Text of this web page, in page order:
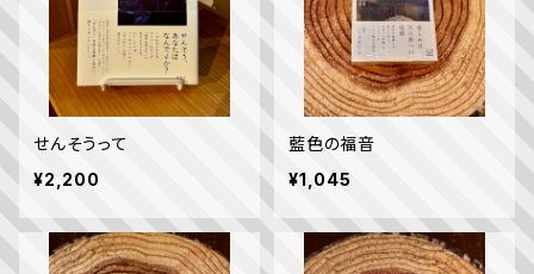
せんそうって
¥2,200
藍色の福音
¥1,045